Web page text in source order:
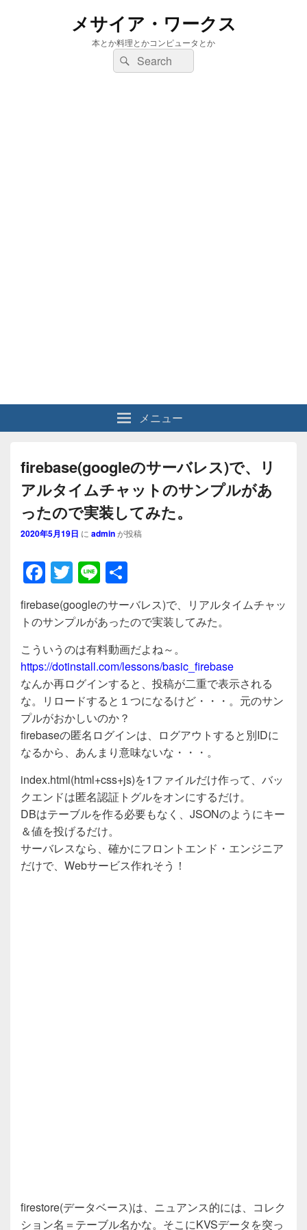
メサイア・ワークス
本とか料理とかコンピュータとか
検
索:
検
索
メニュー
firebase(googleのサーバレス)で、リ
アルタイムチャットのサンプルがあ
ったので実装してみた。
2020年5月19日 に adminが投稿
F
a
c
e
b
o
o
k
T
wi
tt
er
Li
n
e
有
firebase(googleのサーバレス)で、リアルタイムチャッ
トのサンプルがあったので実装してみた。
こういうのは有料動画だよね～。
https://dotinstall.com/lessons/basic_firebase
なんか再ログインすると、投稿が二重で表示される
な。リロードすると１つになるけど・・・。元のサン
プルがおかしいのか？
firebaseの匿名ログインは、ログアウトすると別IDに
なるから、あんまり意味ないな・・・。
index.html(html+css+js)を1ファイルだけ作って、バッ
クエンドは匿名認証トグルをオンにするだけ。
DBはテーブルを作る必要もなく、JSONのようにキー
＆値を投げるだけ。
サーバレスなら、確かにフロントエンド・エンジニア
だけで、Webサービス作れそう！
firestore(データベース)は、ニュアンス的には、コレク
ション名＝テーブル名かな。そこにKVSデータを突っ